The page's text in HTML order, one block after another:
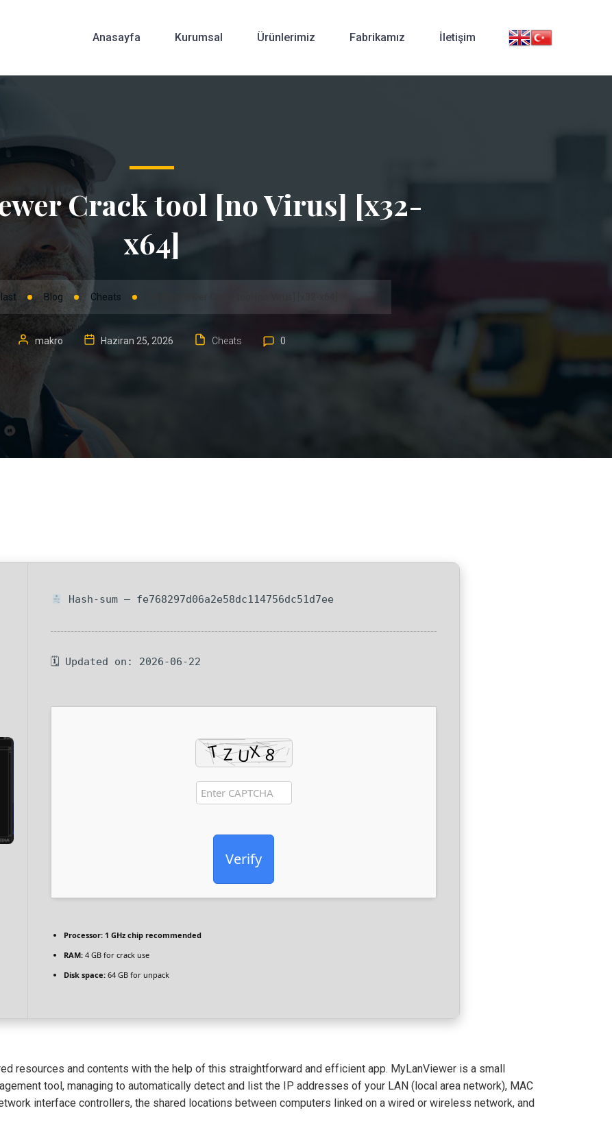
Anasayfa Kurumsal Ürünlerimiz Fabrikamız İletişim
Crack tool [no Virus] [x32-
x64]
Blog Cheats
makro Haziran 25, 2026 Cheats 0
Hash-sum — fe768297d06a2e58dc114756dc51d7ee
🗓 Updated on: 2026-06-22
Verify
Processor: 1 GHz chip recommended
RAM: 4 GB for crack use
Disk space: 64 GB for unpack
resources and contents with the help of this straightforward and efficient app. MyLanViewer is a small
tool, managing to automatically detect and list the IP addresses of your LAN (local area network), MAC
interface controllers, the shared locations between computers linked on a wired or wireless network, and